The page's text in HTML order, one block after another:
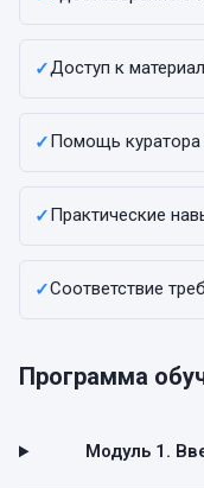
✓Доступ к
✓Помощь куратора
✓Практические
✓Соответствие
Программа
Модуль 1.